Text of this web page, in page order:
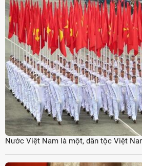
Nước Việt Nam là một, dân tộc Việt